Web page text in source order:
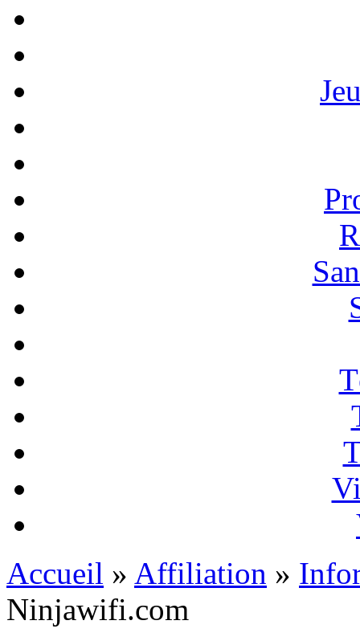
Accueil » Affiliation »
Ninjawifi.com